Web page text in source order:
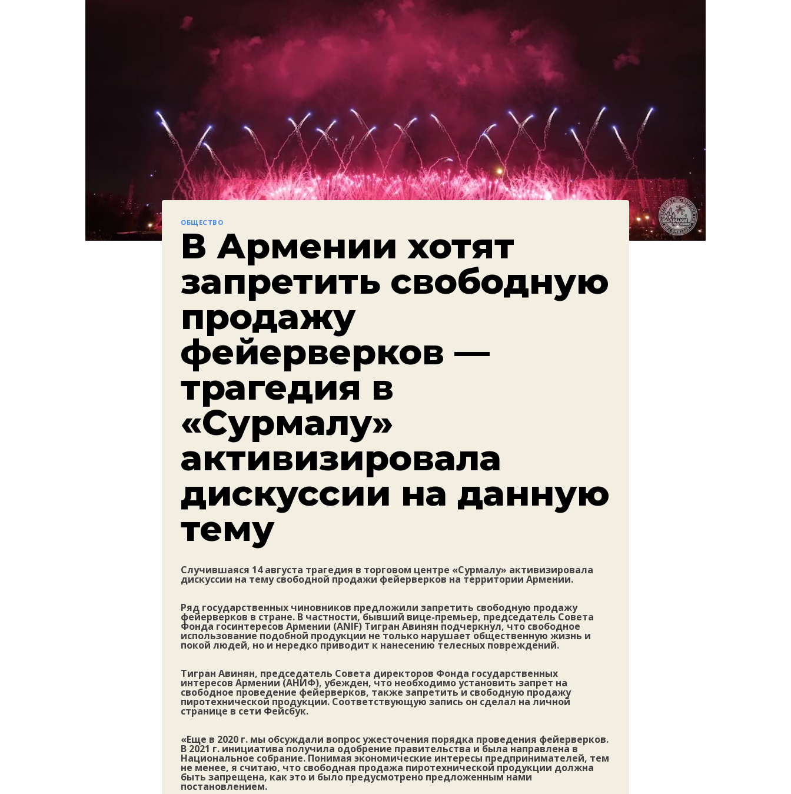
ОБЩЕСТВО
В Армении хотят
запретить свободную
продажу
фейерверков —
трагедия в
«Сурмалу»
активизировала
дискуссии на данную
тему
Случившаяся 14 августа трагедия в торговом центре «Сурмалу» активизировала
дискуссии на тему свободной продажи фейерверков на территории Армении.
Ряд государственных чиновников предложили запретить свободную продажу
фейерверков в стране. В частности, бывший вице-премьер, председатель Совета
Фонда госинтересов Армении (ANIF) Тигран Авинян подчеркнул, что свободное
использование подобной продукции не только нарушает общественную жизнь и
покой людей, но и нередко приводит к нанесению телесных повреждений.
Тигран Авинян, председатель Совета директоров Фонда государственных
интересов Армении (АНИФ), убежден, что необходимо установить запрет на
свободное проведение фейерверков, также запретить и свободную продажу
пиротехнической продукции. Соответствующую запись он сделал на личной
странице в сети Фейсбук.
«Еще в 2020 г. мы обсуждали вопрос ужесточения порядка проведения фейерверков.
В 2021 г. инициатива получила одобрение правительства и была направлена в
Национальное собрание. Понимая экономические интересы предпринимателей, тем
не менее, я считаю, что свободная продажа пиротехнической продукции должна
быть запрещена, как это и было предусмотрено предложенным нами
постановлением.